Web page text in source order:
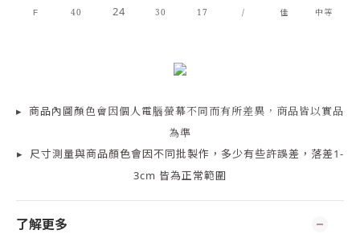
F 40 24 30 17 / 佳 中等
▸ 商品內圖顏色會因個人電腦螢幕不同而有所差異，商品皆以實品
為準
▸ 尺寸測量與商品顏色會因不同批製作，多少有些許誤差，落差1-
3cm 皆為正常範圍
了解更多